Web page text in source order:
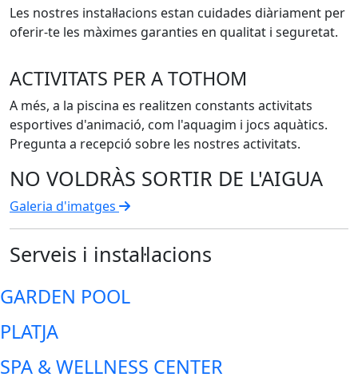
Les nostres instal·lacions estan cuidades diàriament per
oferir-te les màximes garanties en qualitat i seguretat.
ACTIVITATS PER A TOTHOM
A més, a la piscina es realitzen constants activitats
esportives d'animació, com l'aquagim i jocs aquàtics.
Pregunta a recepció sobre les nostres activitats.
NO VOLDRÀS SORTIR DE L'AIGUA
Galeria d'imatges
Serveis i instal·lacions
GARDEN POOL
PLATJA
SPA & WELLNESS CENTER